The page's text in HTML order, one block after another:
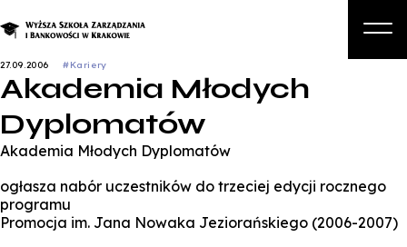
27.09.2006 #Kariery
Akademia Młodych
Dyplomatów
Akademia Młodych Dyplomatów
ogłasza nabór uczestników do trzeciej edycji rocznego
programu
Promocja im. Jana Nowaka Jeziorańskiego (2006-2007)